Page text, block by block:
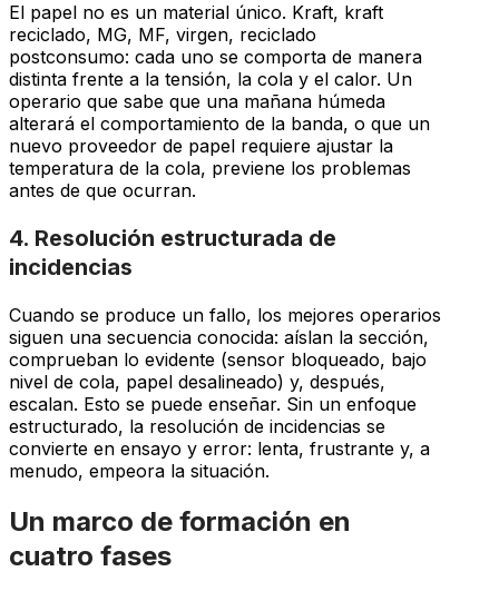
El papel no es un material único. Kraft, kraft
reciclado, MG, MF, virgen, reciclado
postconsumo: cada uno se comporta de manera
distinta frente a la tensión, la cola y el calor. Un
operario que sabe que una mañana húmeda
alterará el comportamiento de la banda, o que un
nuevo proveedor de papel requiere ajustar la
temperatura de la cola, previene los problemas
antes de que ocurran.
4. Resolución estructurada de
incidencias
Cuando se produce un fallo, los mejores operarios
siguen una secuencia conocida: aíslan la sección,
comprueban lo evidente (sensor bloqueado, bajo
nivel de cola, papel desalineado) y, después,
escalan. Esto se puede enseñar. Sin un enfoque
estructurado, la resolución de incidencias se
convierte en ensayo y error: lenta, frustrante y, a
menudo, empeora la situación.
Un marco de formación en
cuatro fases